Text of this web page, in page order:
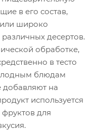
в его состав,
широко
десертов.
обработке,
в тесто
блюдам
на
используется
для